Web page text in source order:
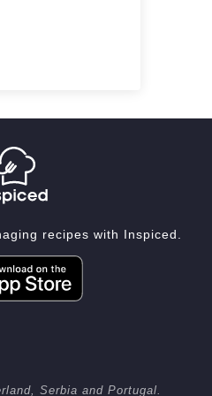
recipes with Inspiced.
Serbia and Portugal.